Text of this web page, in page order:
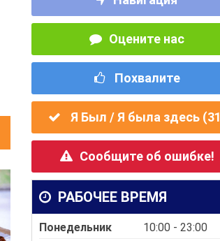
Оцените нас
Похвалите
Я Был / Я была здесь (31
Сообщите об ошибке!
РАБОЧЕЕ ВРЕМЯ
Понедельник
10:00 - 23:00